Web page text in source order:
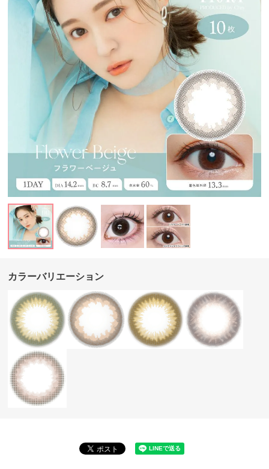
カラーバリエーション